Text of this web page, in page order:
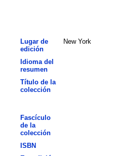
Lugar de
edición
New York
Idioma del
resumen
Título de la
colección
Fascículo
de la
colección
ISBN